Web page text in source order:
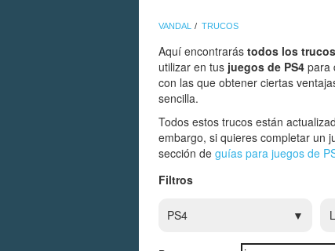
VANDAL TRUCOS
Aquí encontrarás todos los
utilizar en tus juegos de PS4 para
con las que obtener ciertas
sencilla.
Todos estos trucos están
embargo, si quieres completar un
sección de guías para juegos de
Filtros
PS4